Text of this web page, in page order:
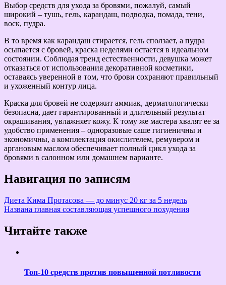
Выбор средств для ухода за бровями, пожалуй, самый
широкий – тушь, гель, карандаш, подводка, помада, тени,
воск, пудра.
В то время как карандаш стирается, гель сползает, а пудра
осыпается с бровей, краска неделями остается в идеальном
состоянии. Соблюдая тренд естественности, девушка может
отказаться от использования декоративной косметики,
оставаясь уверенной в том, что брови сохраняют правильный
и ухоженный контур лица.
Краска для бровей не содержит аммиак, дерматологически
безопасна, дает гарантированный и длительный результат
окрашивания, увлажняет кожу. К тому же мастера хвалят ее за
удобство применения – одноразовые саше гигиеничны и
экономичны, а комплектация окислителем, ремувером и
аргановым маслом обеспечивает полный цикл ухода за
бровями в салонном или домашнем варианте.
Навигация по записям
Диета Кима Протасова — до минус 20 кг за 5 недель
Названа главная составляющая успешного похудения
Читайте также
Топ-10 средств против повышенной потливости